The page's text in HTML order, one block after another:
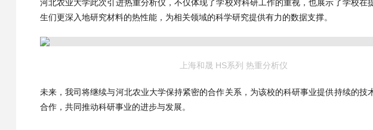
河北农业大学此次引进热重分析仪，不仅体现了学校对科研工作的重视，也展示了学校
生们更深入地研究材料的热性能，为相关领域的科学研究提供有力的数据支撑。
上海和晟 HS系列 热重分析仪
未来，我司将继续与河北农业大学保持紧密的合作关系，为该校的科研事业提供持续的
合作，共同推动科研事业的进步与发展。